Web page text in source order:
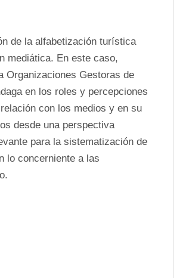
de la alfabetización turística
mediática. En este caso,
Organizaciones Gestoras de
en los roles y percepciones
con los medios y en su
desde una perspectiva
para la sistematización de
lo concerniente a las